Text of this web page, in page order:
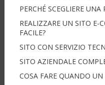
PERCHÉ SCEGLIERE
REALIZZARE UN SITO E-
FACILE?
SITO CON SERVIZIO
SITO AZIENDALE
COSA FARE QUANDO